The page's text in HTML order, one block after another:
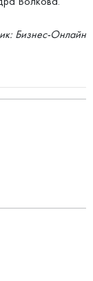
Бизнес-Онлайн